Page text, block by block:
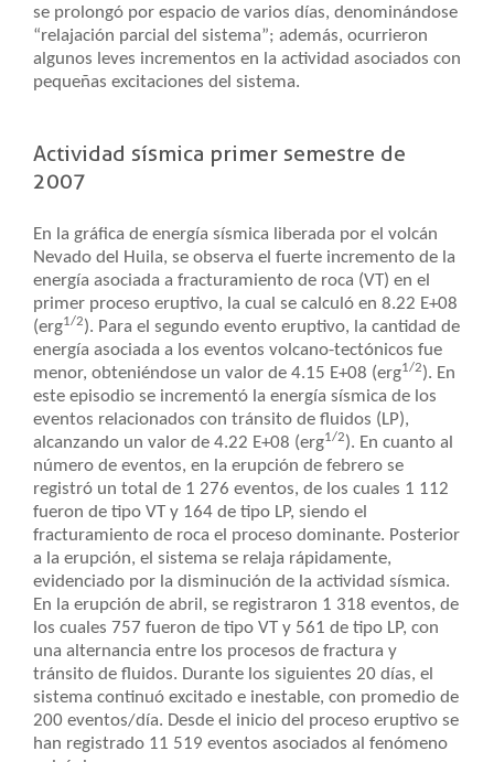
se prolongó por espacio de varios días, denominándose
“relajación parcial del sistema”; además, ocurrieron
algunos leves incrementos en la actividad asociados con
pequeñas excitaciones del sistema.
Actividad sísmica primer semestre de
2007
En la gráfica de energía sísmica liberada por el volcán
Nevado del Huila, se observa el fuerte incremento de la
energía asociada a fracturamiento de roca (VT) en el
primer proceso eruptivo, la cual se calculó en 8.22 E+08
(erg1/2). Para el segundo evento eruptivo, la cantidad de
energía asociada a los eventos volcano-tectónicos fue
menor, obteniéndose un valor de 4.15 E+08 (erg1/2). En
este episodio se incrementó la energía sísmica de los
eventos relacionados con tránsito de fluidos (LP),
alcanzando un valor de 4.22 E+08 (erg1/2). En cuanto al
número de eventos, en la erupción de febrero se
registró un total de 1 276 eventos, de los cuales 1 112
fueron de tipo VT y 164 de tipo LP, siendo el
fracturamiento de roca el proceso dominante. Posterior
a la erupción, el sistema se relaja rápidamente,
evidenciado por la disminución de la actividad sísmica.
En la erupción de abril, se registraron 1 318 eventos, de
los cuales 757 fueron de tipo VT y 561 de tipo LP, con
una alternancia entre los procesos de fractura y
tránsito de fluidos. Durante los siguientes 20 días, el
sistema continuó excitado e inestable, con promedio de
200 eventos/día. Desde el inicio del proceso eruptivo se
han registrado 11 519 eventos asociados al fenómeno